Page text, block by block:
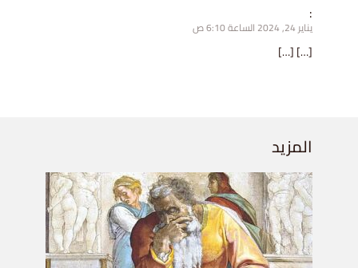
:
يناير 24, 2024 الساعة 6:10 ص
[…] […]
المزيد